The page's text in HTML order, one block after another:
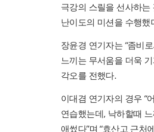
극강의 스릴을 선사하
난이도의 미션을 수행했
장윤경 연기자는 “좀비
느끼는 무서움을 더욱
각오를 전했다.
이대겸 연기자의 경우 “
연습했는데, 낙하할때
애썼다”며 “효산고 근